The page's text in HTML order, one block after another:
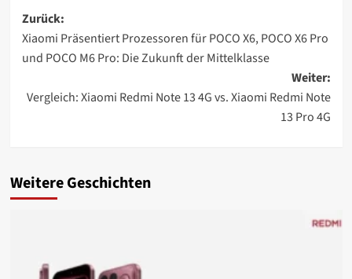
Beitragsnavigation
Zurück:
Xiaomi Präsentiert Prozessoren für POCO X6, POCO X6 Pro
und POCO M6 Pro: Die Zukunft der Mittelklasse
Weiter:
Vergleich: Xiaomi Redmi Note 13 4G vs. Xiaomi Redmi Note
13 Pro 4G
Weitere Geschichten